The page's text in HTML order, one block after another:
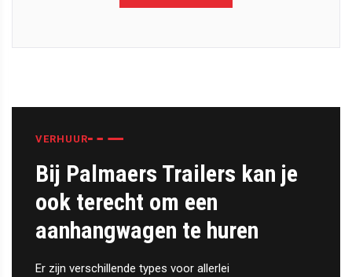
VERHUUR
Bij Palmaers Trailers kan je
ook terecht om een
aanhangwagen te huren
Er zijn verschillende types voor allerlei